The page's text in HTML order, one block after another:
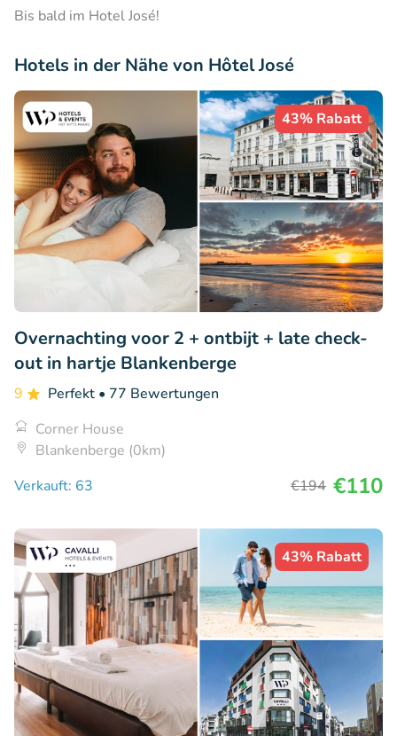
Bis bald im Hotel José!
Hotels in der Nähe von Hôtel José
43% Rabatt
Overnachting voor 2 + ontbijt + late check-
out in hartje Blankenberge
9 Perfekt • 77 Bewertungen
Corner House
Blankenberge (0km)
Verkauft: 63
€194 €110
43% Rabatt